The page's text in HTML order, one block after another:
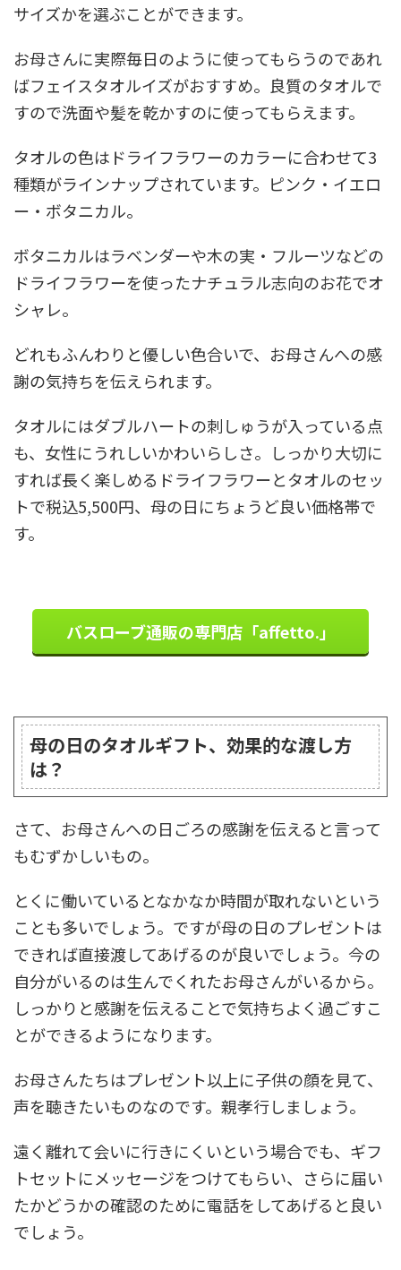
サイズかを選ぶことができます。
お母さんに実際毎日のように使ってもらうのであれ
ばフェイスタオルイズがおすすめ。良質のタオルで
すので洗面や髪を乾かすのに使ってもらえます。
タオルの色はドライフラワーのカラーに合わせて3
種類がラインナップされています。ピンク・イエロ
ー・ボタニカル。
ボタニカルはラベンダーや木の実・フルーツなどの
ドライフラワーを使ったナチュラル志向のお花でオ
シャレ。
どれもふんわりと優しい色合いで、お母さんへの感
謝の気持ちを伝えられます。
タオルにはダブルハートの刺しゅうが入っている点
も、女性にうれしいかわいらしさ。しっかり大切に
すれば長く楽しめるドライフラワーとタオルのセッ
トで税込5,500円、母の日にちょうど良い価格帯で
す。
バスローブ通販の専門店「affetto.」
母の日のタオルギフト、効果的な渡し方
は？
さて、お母さんへの日ごろの感謝を伝えると言って
もむずかしいもの。
とくに働いているとなかなか時間が取れないという
ことも多いでしょう。ですが母の日のプレゼントは
できれば直接渡してあげるのが良いでしょう。今の
自分がいるのは生んでくれたお母さんがいるから。
しっかりと感謝を伝えることで気持ちよく過ごすこ
とができるようになります。
お母さんたちはプレゼント以上に子供の顔を見て、
声を聴きたいものなのです。親孝行しましょう。
遠く離れて会いに行きにくいという場合でも、ギフ
トセットにメッセージをつけてもらい、さらに届い
たかどうかの確認のために電話をしてあげると良い
でしょう。